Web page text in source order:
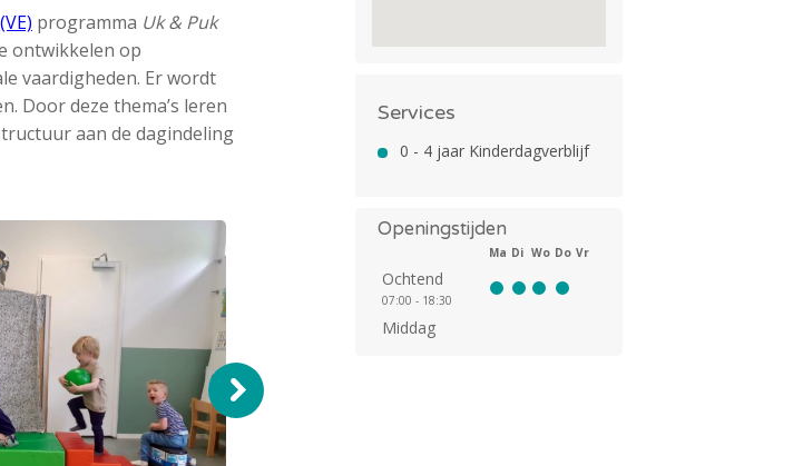
programma Uk & Puk
ontwikkelen op
vaardigheden. Er wordt
Door deze thema’s leren
aan de dagindeling
Services
0 - 4 jaar Kinderdagverblijf
Openingstijden
Ma Di Wo Do Vr
Ochtend
07:00 - 18:30
Middag